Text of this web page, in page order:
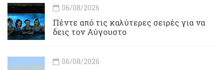
06/08/2026
Πέντε από τις καλύτερες σειρές για να
δεις τον Αύγουστο
06/08/2026